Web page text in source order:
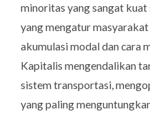
minoritas yang sangat
yang mengatur
akumulasi modal dan cara
Kapitalis mengendalikan
sistem transportasi,
yang paling